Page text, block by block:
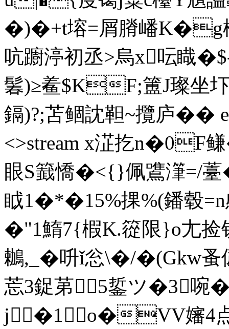
�)�+t塎=屑膌嶓
吭躕渟初丞>烏x呍睵
鬊)≥鲝$KF;簠J璨坐圷
鎘)?;苫鲴訦靼~攬庐
<>stream x淽扢n�0F
眼S籖憍�<{}佩鷕潷=/
眓1�*�15%捰%(鐇毂
�"1鰖7{椵K.篵限}o尢
鶒,_�呏ǐ忩\�/�(Gkw
莣3鋜苐5銴ツ�3
j�1o�VV嬸4